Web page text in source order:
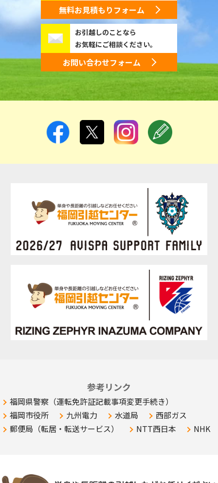
無料お見積もりフォーム
お引越しのことなら
お気軽にご相談ください。
お問い合わせフォーム
参考リンク
福岡県警察（運転免許証記載事項変更手続き）
福岡市役所
九州電力 水道局
西部ガス
郵便局（転居・転送サービス）
NTT西日本 NHK